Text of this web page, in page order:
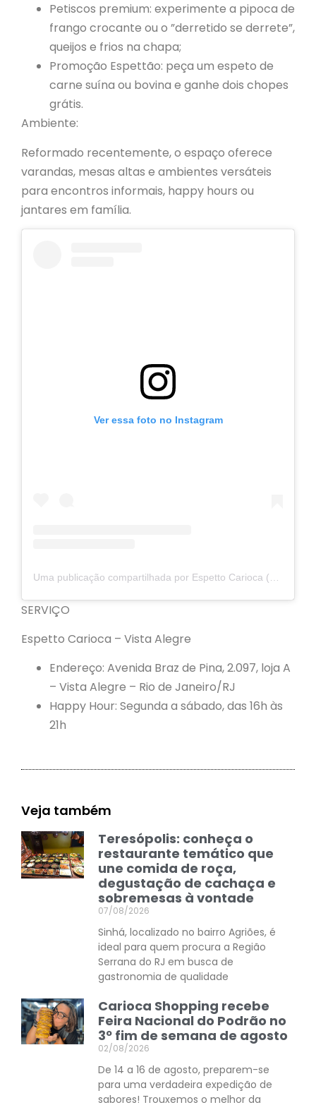
Petiscos premium: experimente a pipoca de
frango crocante ou o ”derretido se derrete”,
queijos e frios na chapa;
Promoção Espettão: peça um espeto de
carne suína ou bovina e ganhe dois chopes
grátis.
Ambiente:
Reformado recentemente, o espaço oferece
varandas, mesas altas e ambientes versáteis
para encontros informais, happy hours ou
jantares em família.
Ver essa foto no Instagram
SERVIÇO
Espetto Carioca – Vista Alegre
Endereço: Avenida Braz de Pina, 2.097, loja A
– Vista Alegre – Rio de Janeiro/RJ
Happy Hour: Segunda a sábado, das 16h às
21h
Veja também
Teresópolis: conheça o
restaurante temático que
une comida de roça,
degustação de cachaça e
sobremesas à vontade
07/08/2026
Sinhá, localizado no bairro Agriões, é
ideal para quem procura a Região
Serrana do RJ em busca de
gastronomia de qualidade
Carioca Shopping recebe
Feira Nacional do Podrão no
3º fim de semana de agosto
02/08/2026
De 14 a 16 de agosto, preparem-se
para uma verdadeira expedição de
sabores! Trouxemos o melhor da